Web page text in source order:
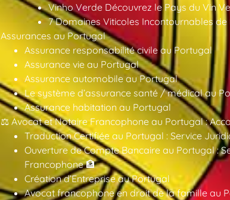
Vinho Verde Découvrez le Pays du Vin
7 Domaines Viticoles Incontournables de
Assurances au Portugal
Assurance responsabilité civile au Portugal
Assurance vie au Portugal
Assurance automobile au Portugal
Le système d’assurance santé / médical au
Assurance habitation au Portugal
⚖️ Avocat et Notaire Francophone au Portugal :
Traduction Certifiée au Portugal : Service
Ouverture de Compte Bancaire au Portugal :
Francophone 🏦
Création d’Entreprise au Portugal
Avocat francophone en droit de la famille au